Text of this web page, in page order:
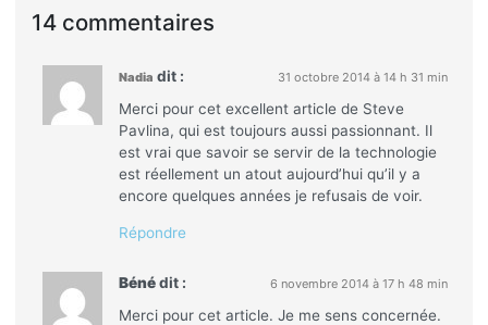
14 commentaires
Nadia dit : 31 octobre 2014 à 14 h 31 min
Merci pour cet excellent article de Steve
Pavlina, qui est toujours aussi passionnant. Il
est vrai que savoir se servir de la technologie
est réellement un atout aujourd’hui qu’il y a
encore quelques années je refusais de voir.
Répondre
Béné dit : 6 novembre 2014 à 17 h 48 min
Merci pour cet article. Je me sens concernée.